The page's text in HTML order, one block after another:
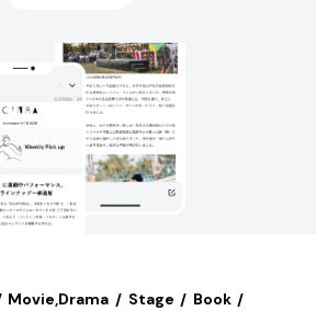
Movie,Drama Stage
Book